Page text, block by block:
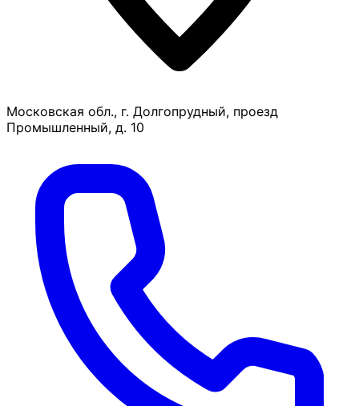
Московская обл., г. Долгопрудный, проезд
Промышленный, д. 10